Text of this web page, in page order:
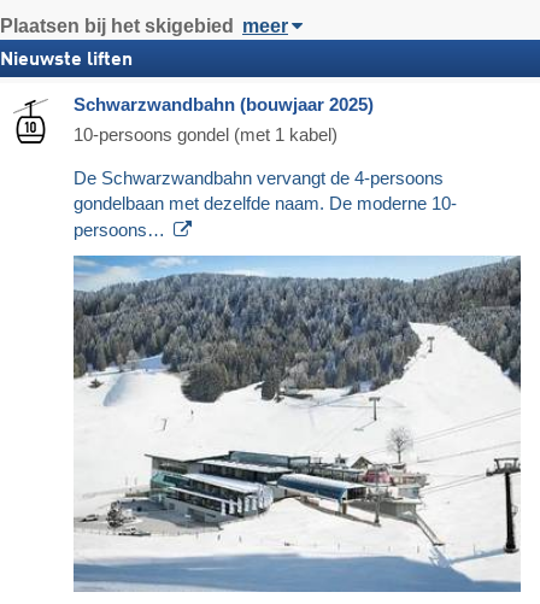
Plaatsen bij het skigebied meer
Nieuwste liften
Schwarzwandbahn (bouwjaar 2025)
10-persoons gondel (met 1 kabel)
De Schwarzwandbahn vervangt de 4-persoons
gondelbaan met dezelfde naam. De moderne 10-
persoons…